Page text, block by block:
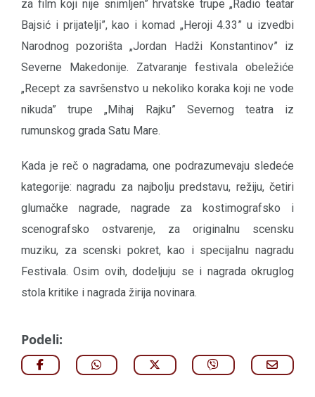
za film koji nije snimljen” hrvatske trupe „Radio teatar
Bajsić i prijatelji”, kao i komad „Heroji 4.33” u izvedbi
Narodnog pozorišta „Jordan Hadži Konstantinov” iz
Severne Makedonije. Zatvaranje festivala obeležiće
„Recept za savršenstvo u nekoliko koraka koji ne vode
nikuda” trupe „Mihaj Rajku” Severnog teatra iz
rumunskog grada Satu Mare.
Kada je reč o nagradama, one podrazumevaju sledeće
kategorije: nagradu za najbolju predstavu, režiju, četiri
glumačke nagrade, nagrade za kostimografsko i
scenografsko ostvarenje, za originalnu scensku
muziku, za scenski pokret, kao i specijalnu nagradu
Festivala. Osim ovih, dodeljuju se i nagrada okruglog
stola kritike i nagrada žirija novinara.
Podeli: